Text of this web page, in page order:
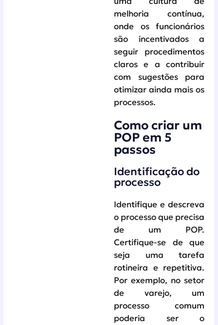
melhoria contínua,
onde os funcionários
são incentivados a
seguir procedimentos
claros e a contribuir
com sugestões para
otimizar ainda mais os
processos.
Como criar um
POP em 5
passos
Identificação do
processo
Identifique e descreva
o processo que precisa
de um POP.
Certifique-se de que
seja uma tarefa
rotineira e repetitiva.
Por exemplo, no setor
de varejo, um
processo comum
poderia ser o